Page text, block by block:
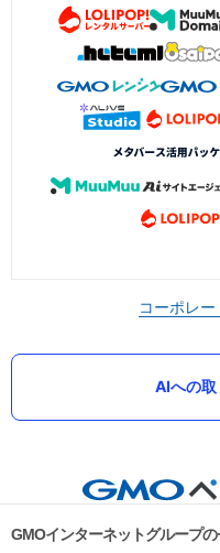
コーポレー
AIへの
GMOインターネットグループ